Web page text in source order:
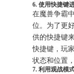
6. 使用快捷键
在魔兽争霸
位。为了更
供的快捷键
快捷键，玩
状态和位置
7. 利用观战模